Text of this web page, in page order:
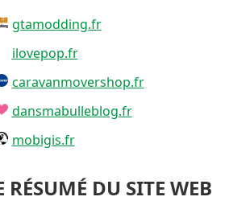
gtamodding.fr
ilovepop.fr
caravanmovershop.fr
dansmabulleblog.fr
mobigis.fr
RÉSUMÉ DU SITE WEB